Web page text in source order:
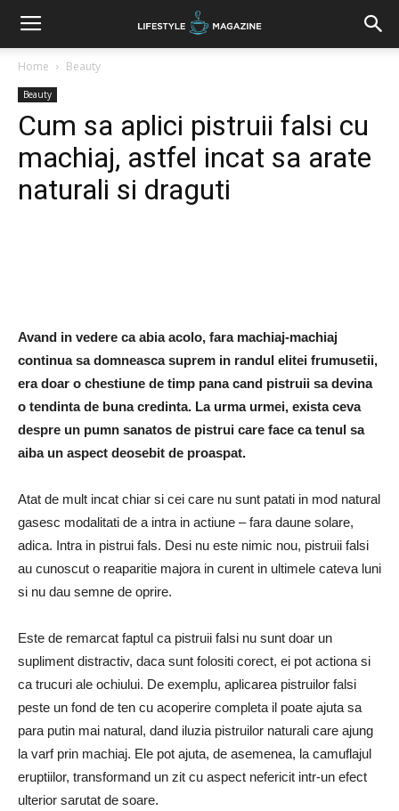
Home Beauty
Beauty
Cum sa aplici pistruii falsi cu
machiaj, astfel incat sa arate
naturali si draguti
Avand in vedere ca abia acolo, fara machiaj-machiaj
continua sa domneasca suprem in randul elitei frumusetii,
era doar o chestiune de timp pana cand pistruii sa devina
o tendinta de buna credinta. La urma urmei, exista ceva
despre un pumn sanatos de pistrui care face ca tenul sa
aiba un aspect deosebit de proaspat.
Atat de mult incat chiar si cei care nu sunt patati in mod natural
gasesc modalitati de a intra in actiune – fara daune solare,
adica. Intra in pistrui fals. Desi nu este nimic nou, pistruii falsi
au cunoscut o reaparitie majora in curent in ultimele cateva luni
si nu dau semne de oprire.
Este de remarcat faptul ca pistruii falsi nu sunt doar un
supliment distractiv, daca sunt folositi corect, ei pot actiona si
ca trucuri ale ochiului. De exemplu, aplicarea pistruilor falsi
peste un fond de ten cu acoperire completa il poate ajuta sa
para putin mai natural, dand iluzia pistruilor naturali care ajung
la varf prin machiaj. Ele pot ajuta, de asemenea, la camuflajul
eruptiilor, transformand un zit cu aspect nefericit intr-un efect
ulterior sarutat de soare.